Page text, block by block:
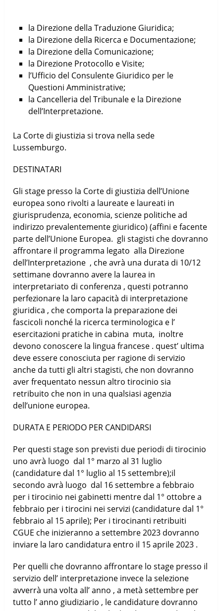
la Direzione della Traduzione Giuridica;
la Direzione della Ricerca e Documentazione;
la Direzione della Comunicazione;
la Direzione Protocollo e Visite;
l’Ufficio del Consulente Giuridico per le
Questioni Amministrative;
la Cancelleria del Tribunale e la Direzione
dell’Interpretazione.
La Corte di giustizia si trova nella sede
Lussemburgo.
DESTINATARI
Gli stage presso la Corte di giustizia dell’Unione
europea sono rivolti a laureate e laureati in
giurisprudenza, economia, scienze politiche ad
indirizzo prevalentemente giuridico) (affini e facente
parte dell’Unione Europea. gli stagisti che dovranno
affrontare il programma legato alla Direzione
dell’Interpretazione , che avrà una durata di 10/12
settimane dovranno avere la laurea in
interpretariato di conferenza , questi potranno
perfezionare la laro capacità di interpretazione
giuridica , che comporta la preparazione dei
fascicoli nonché la ricerca terminologica e l’
esercitazioni pratiche in cabina muta, inoltre
devono conoscere la lingua francese . quest’ ultima
deve essere conosciuta per ragione di servizio
anche da tutti gli altri stagisti, che non dovranno
aver frequentato nessun altro tirocinio sia
retribuito che non in una qualsiasi agenzia
dell’unione europea.
DURATA E PERIODO PER CANDIDARSI
Per questi stage son previsti due periodi di tirocinio
uno avrà luogo dal 1° marzo al 31 luglio
(candidature dal 1° luglio al 15 settembre);il
secondo avrà luogo dal 16 settembre a febbraio
per i tirocinio nei gabinetti mentre dal 1° ottobre a
febbraio per i tirocini nei servizi (candidature dal 1°
febbraio al 15 aprile); Per i tirocinanti retribuiti
CGUE che inizieranno a settembre 2023 dovranno
inviare la laro candidatura entro il 15 aprile 2023 .
Per quelli che dovranno affrontare lo stage presso il
servizio dell’ interpretazione invece la selezione
avverrà una volta all’ anno , a metà settembre per
tutto l’ anno giudiziario , le candidature dovranno